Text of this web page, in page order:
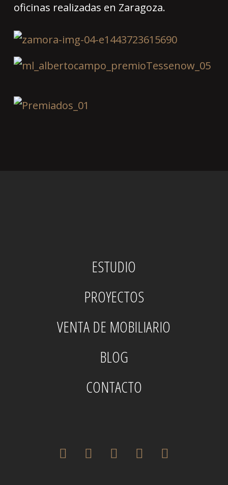
oficinas realizadas en Zaragoza.
ESTUDIO
PROYECTOS
VENTA DE MOBILIARIO
BLOG
CONTACTO
twitter facebookpinterestinstagram
houzz